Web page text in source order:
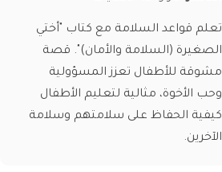
تعلم قواعد السلامة مع كتاب "أختي
الصغيرة (السلامة والأمان)". قصة
مشوقة للأطفال تعزز المسؤولية
وحب الأخوة، مثالية لتعليم الأطفال
كيفية الحفاظ على سلامتهم وسلامة
الآخرين.